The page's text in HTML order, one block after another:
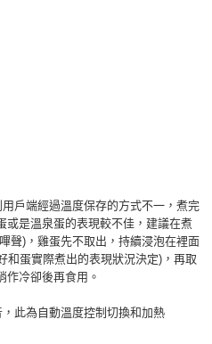
戶端經過溫度保存的方式不一，煮完
或是溫泉蛋的表現較不佳，建議在煮
聲) ，雞蛋先不取出，持續浸泡在裡面
和蛋實際煮出的表現狀況決定) ，再取
作冷卻後再食用。
此為自動溫度控制切換和加熱